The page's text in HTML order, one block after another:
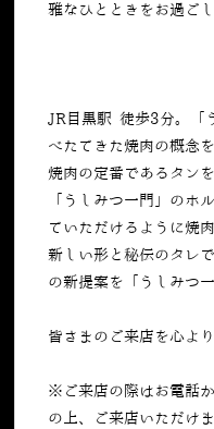
雅なひとときをお過ごし
JR目黒駅 徒歩3分。「
べたてきた焼肉の概念を
焼肉の定番であるタン
「うしみつ一門」のホ
ていただけるように焼
新しい形と秘伝のタレ
の新提案を「うしみつ
皆さまのご来店を心よ
※ご来店の際はお電話
の上、ご来店いただけ